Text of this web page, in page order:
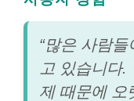
“많은 사람
고 있습니다.
제 때문에 오